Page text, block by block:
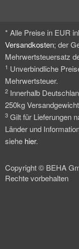
* Alle Preise in EUR
Versandkosten; der
Mehrwertsteuersatz
1 Unverbindliche
Mehrwertsteuer.
2 Innerhalb
250kg
3 Gilt für Lieferungen
Länder und
siehe hier.
Copyright © BEHA
Rechte vorbehalten